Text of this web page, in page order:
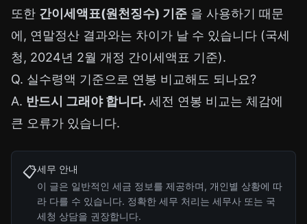
또한 간이세액표(원천징수) 기준 을 사용하기 때문
에, 연말정산 결과와는 차이가 날 수 있습니다 (국세
청, 2024년 2월 개정 간이세액표 기준).
Q. 실수령액 기준으로 연봉 비교해도 되나요?
A. 반드시 그래야 합니다. 세전 연봉 비교는 체감에
큰 오류가 있습니다.
📋세무 안내
이 글은 일반적인 세금 정보를 제공하며, 개인별 상황에 따
라 다를 수 있습니다. 정확한 세무 처리는 세무사 또는 국
세청 상담을 권장합니다.